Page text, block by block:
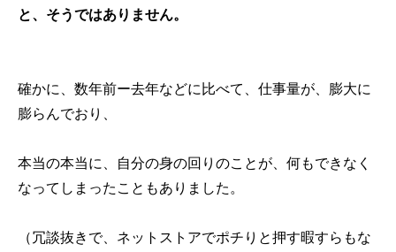
と、そうではありません。
確かに、数年前ー去年などに比べて、仕事量が、膨大に
膨らんでおり、
本当の本当に、自分の身の回りのことが、何もできなく
なってしまったこともありました。
（冗談抜きで、ネットストアでポチりと押す暇すらもな